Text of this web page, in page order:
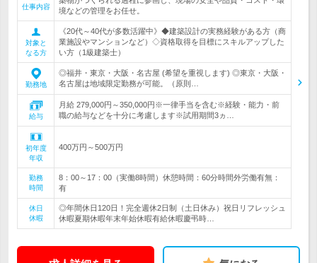
仕事内容
境などの管理をお任せ。
対象と
なる方
《20代～40代が多数活躍中》◆建築設計の実務経験がある方（商
業施設やマンションなど）◇資格取得を目標にスキルアップした
い方（1級建築士）
勤務地
◎福井・東京・大阪・名古屋 (希望を重視します) ◎東京・大阪・
名古屋は地域限定勤務が可能。（原則…
給与
月給 279,000円～350,000円※一律手当を含む※経験・能力・前
職の給与などを十分に考慮します※試用期間3ヵ…
初年度
年収
400万円～500万円
勤務
時間
8：00～17：00（実働8時間）休憩時間：60分時間外労働有無：
有
休日
休暇
◎年間休日120日！完全週休2日制（土日休み）祝日リフレッシュ
休暇夏期休暇年末年始休暇有給休暇慶弔時…